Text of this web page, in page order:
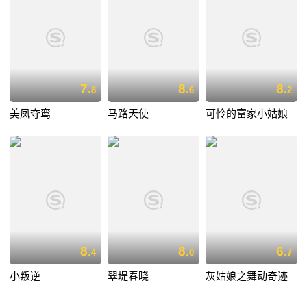
7.8
美凤夺鸾
8.6
马路天使
8.2
可怜的富家小姑娘
8.4
小叛逆
8.0
翠堤春晓
6.7
灰姑娘之舞动奇迹